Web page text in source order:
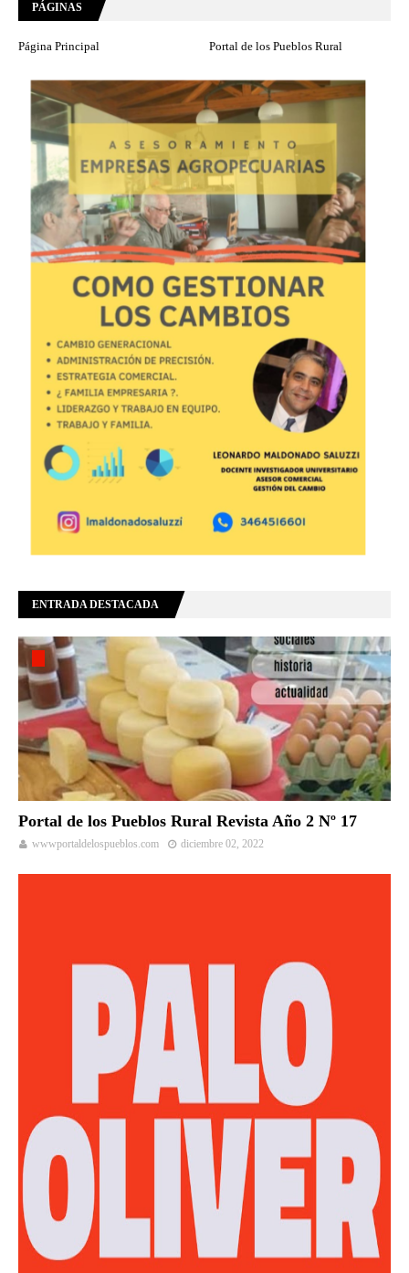
PÁGINAS
Página Principal Portal de los Pueblos Rural
ENTRADA DESTACADA
Portal de los Pueblos Rural Revista Año 2 Nº 17
wwwportaldelospueblos.com diciembre 02, 2022